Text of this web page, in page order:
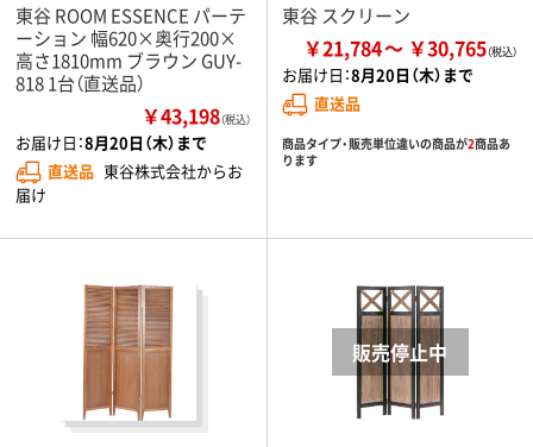
東谷 ROOM ESSENCE パーテ
ーション 幅620×奥行200×
高さ1810mm ブラウン GUY-
818 1台（直送品）
￥43,198（税込）
お届け日：8月20日（木）まで
直送品 東谷株式会社からお
届け
東谷 スクリーン
￥21,784 ￥30,765
お届け日：8月20日（木）まで
直送品
商品タイプ・販売単位違いの商品が2商品あ
ります